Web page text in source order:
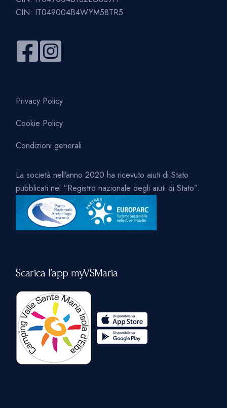
CIN: IT049004B4WYM58TR5
Privacy Policy
Cookie Policy
Condizioni generali
La società nell’anno 2020 ha ricevuto aiuti di Stato
pubblicati nel “Registro nazionale degli aiuti di Stato”.
Scarica l’app myVSMaria